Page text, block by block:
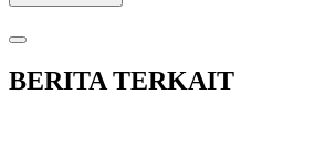
BERITA TERKAIT